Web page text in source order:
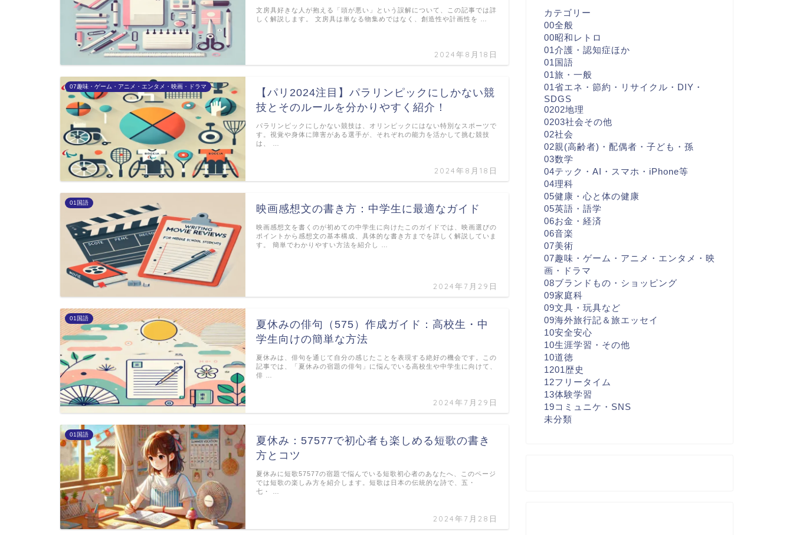
2024年8月18日
文房具好きな人が抱える「頭が悪い」という誤解について、この記事では詳
しく解説します。 文房具は単なる物集めではなく、創造性や計画性を …
07趣味・ゲーム・アニメ・エンタメ・映画・ドラマ
【パリ2024注目】パラリンピックにしかない競
技とそのルールを分かりやすく紹介！
2024年8月18日
パラリンピックにしかない競技は、オリンピックにはない特別なスポーツで
す。視覚や身体に障害がある選手が、それぞれの能力を活かして挑む競技
は、 …
01国語
映画感想文の書き方：中学生に最適なガイド
2024年7月29日
映画感想文を書くのが初めての中学生に向けたこのガイドでは、映画選びの
ポイントから感想文の基本構成、具体的な書き方までを詳しく解説していま
す。 簡単でわかりやすい方法を紹介し …
01国語
夏休みの俳句（575）作成ガイド：高校生・中
学生向けの簡単な方法
2024年7月29日
夏休みは、俳句を通じて自分の感じたことを表現する絶好の機会です。この
記事では、「夏休みの宿題の俳句」に悩んでいる高校生や中学生に向けて、
俳 …
01国語
夏休み：57577で初心者も楽しめる短歌の書き
方とコツ
2024年7月28日
夏休みに短歌57577の宿題で悩んでいる短歌初心者のあなたへ、このページ
では短歌の楽しみ方を紹介します。短歌は日本の伝統的な詩で、五・
七・ …
カテゴリー
00全般
00昭和レトロ
01介護・認知症ほか
01国語
01旅・一般
01省エネ・節約・リサイクル・DIY・
SDGS
0202地理
0203社会その他
02社会
02親(高齢者)・配偶者・子ども・孫
03数学
04テック・AI・スマホ・iPhone等
04理科
05健康・心と体の健康
05英語・語学
06お金・経済
06音楽
07美術
07趣味・ゲーム・アニメ・エンタメ・映
画・ドラマ
08ブランドもの・ショッピング
09家庭科
09文具・玩具など
09海外旅行記＆旅エッセイ
10安全安心
10生涯学習・その他
10道徳
1201歴史
12フリータイム
13体験学習
19コミュニケ・SNS
未分類